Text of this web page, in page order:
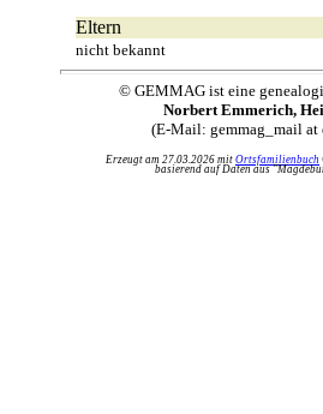
Eltern
nicht bekannt
© GEMMAG ist eine
Norbert Emmerich,
(E-Mail: gemmag_mail at
Erzeugt am 27.03.2026 mit Ortsfamilienbuch
basierend auf Daten aus